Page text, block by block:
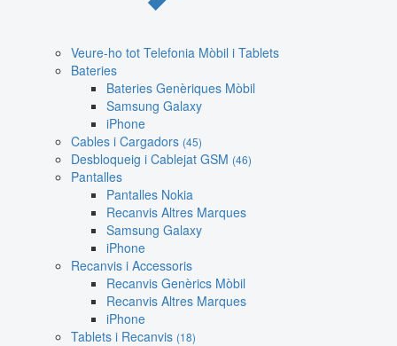
Veure-ho tot Telefonia Mòbil i Tablets
Bateries
Bateries Genèriques Mòbil
Samsung Galaxy
iPhone
Cables i Cargadors (45)
Desbloqueig i Cablejat GSM (46)
Pantalles
Pantalles Nokia
Recanvis Altres Marques
Samsung Galaxy
iPhone
Recanvis i Accessoris
Recanvis Genèrics Mòbil
Recanvis Altres Marques
iPhone
Tablets i Recanvis (18)